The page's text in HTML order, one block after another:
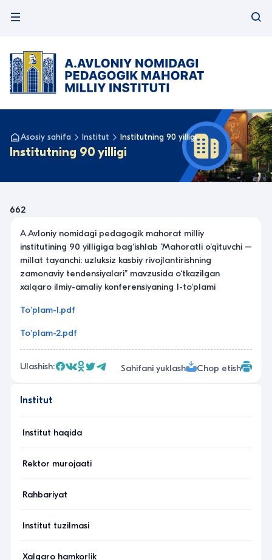
Asosiy sahifa Institut Institutning 90 yilligi
Institutning 90 yilligi
662
A.Avloniy nomidagi pedagogik mahorat milliy
institutining 90 yilligiga bag‘ishlab "Mahoratli o‘qituvchi –
millat tayanchi: uzluksiz kasbiy rivojlantirishning
zamonaviy tendensiyalari” mavzusida o‘tkazilgan
xalqaro ilmiy-amaliy konferensiyaning 1-to‘plami
To'plam-1.pdf
To'plam-2.pdf
Ulashish: Sahifani yuklash Chop etish
Institut
Institut haqida
Rektor murojaati
Rahbariyat
Institut tuzilmasi
Xalqaro hamkorlik